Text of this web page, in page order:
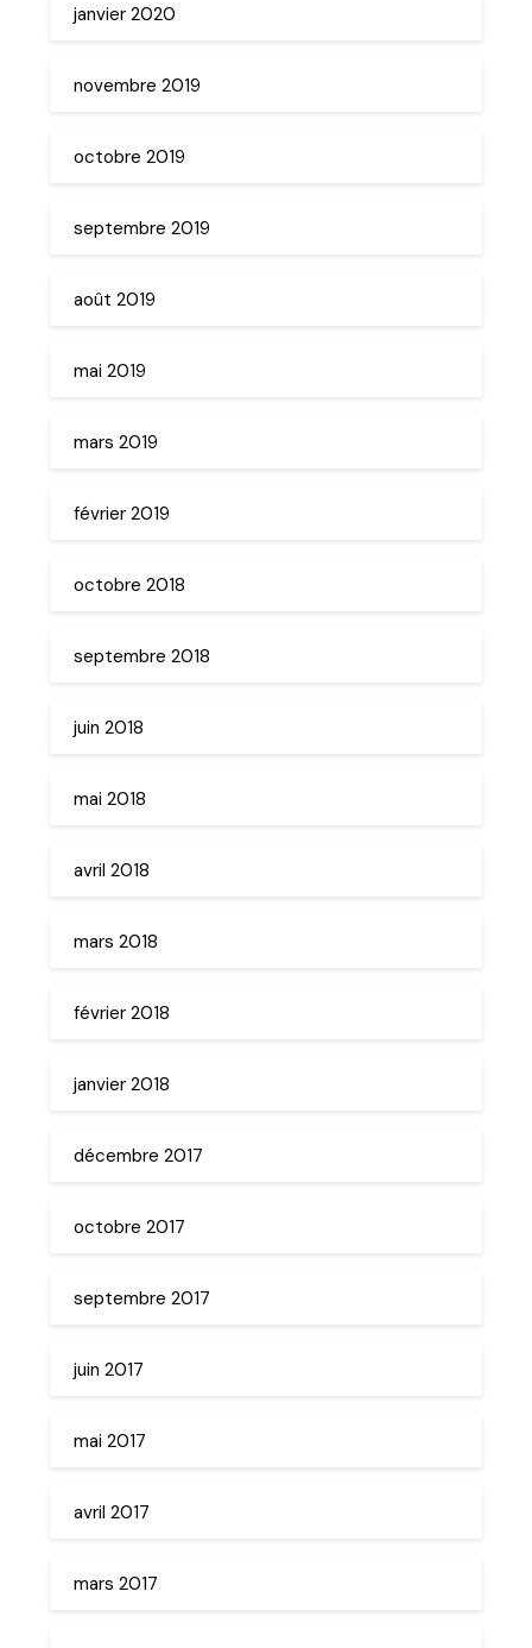
janvier 2020
novembre 2019
octobre 2019
septembre 2019
août 2019
mai 2019
mars 2019
février 2019
octobre 2018
septembre 2018
juin 2018
mai 2018
avril 2018
mars 2018
février 2018
janvier 2018
décembre 2017
octobre 2017
septembre 2017
juin 2017
mai 2017
avril 2017
mars 2017